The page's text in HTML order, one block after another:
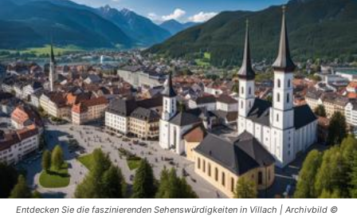
Entdecken Sie die faszinierenden Sehenswürdigkeiten in Villach | Archivbild ©